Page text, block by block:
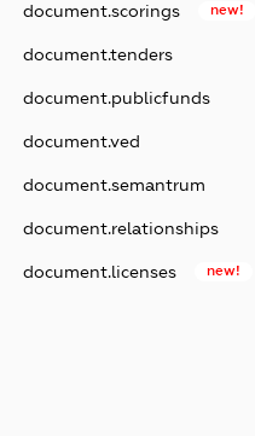
document.scorings new!
document.tenders
document.publicfunds
document.ved
document.semantrum
document.relationships
document.licenses new!